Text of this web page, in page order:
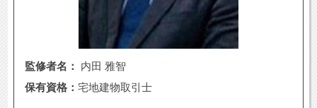
監修者名： 内田 雅智
保有資格： 宅地建物取引士